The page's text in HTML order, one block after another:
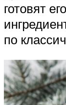
готовят
по